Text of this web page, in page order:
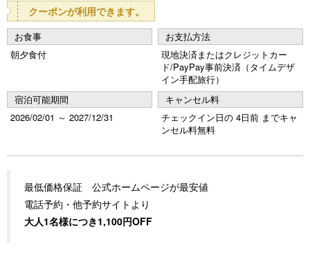
クーポンが利用できます。
お食事
朝夕食付
お支払方法
現地決済またはクレジットカー
ド/PayPay事前決済（タイムデザ
イン手配旅行）
宿泊可能期間
2026/02/01 ～ 2027/12/31
キャンセル料
チェックイン日の 4日前 までキャ
ンセル料無料
最低価格保証 公式ホームページが最安値
電話予約・他予約サイトより
大人1名様につき1,100円OFF